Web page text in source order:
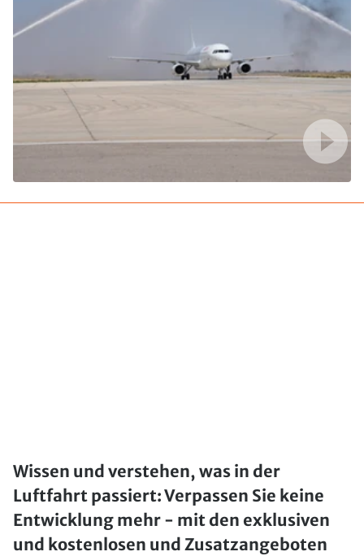
Wissen und verstehen, was in der
Luftfahrt passiert: Verpassen Sie keine
Entwicklung mehr - mit den exklusiven
und kostenlosen und Zusatzangeboten